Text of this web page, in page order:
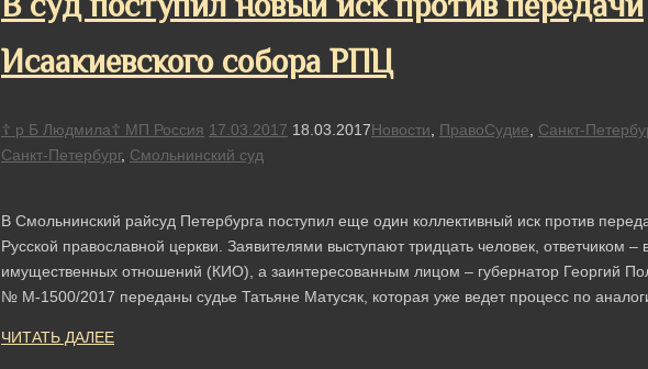
Исаакиевского собора РПЦ
☦ р Б Людмила☦ МП Россия 17.03.2017 18.03.2017Новости ПравоСудие Санкт-
Санкт-Петербург, Смольнинский суд
В Смольнинский райсуд Петербурга поступил еще один коллективный иск против
Русской православной церкви. Заявителями выступают тридцать человек, ответчиком –
имущественных отношений (КИО), а заинтересованным лицом – губернатор Георгий
№ М-1500/2017 переданы судье Татьяне Матусяк, которая уже ведет процесс по
ЧИТАТЬ ДАЛЕЕ